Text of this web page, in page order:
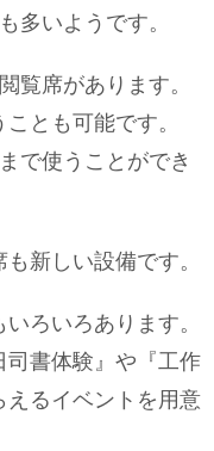
多いようです。
覧席があります。
とも可能です。
で使うことができ
新しい設備です。
ろいろあります。
司書体験』や『工作
るイベントを用意